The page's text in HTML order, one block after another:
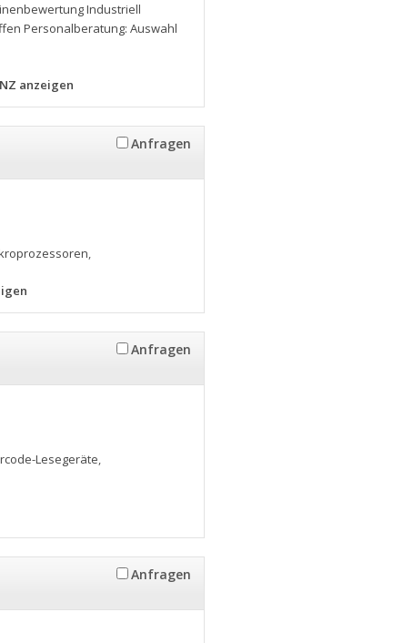
Industriell
Personalberatung: Auswahl
anzeigen
Anfragen
,
Anfragen
Lesegeräte,
Anfragen